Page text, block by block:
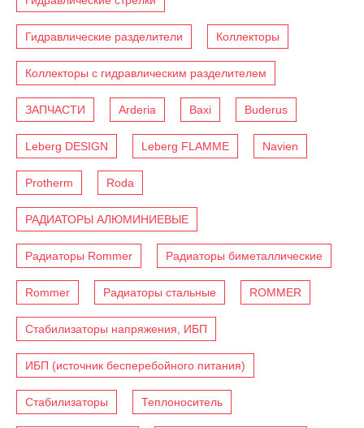
Гидравлические разделители Коллекторы
Коллекторы с гидравлическим разделителем
ЗАПЧАСТИ Arderia Baxi Buderus
Leberg DESIGN Leberg FLAMME Navien
Protherm Roda
РАДИАТОРЫ АЛЮМИНИЕВЫЕ
Радиаторы Rommer Радиаторы биметаллические
Rommer Радиаторы стальные ROMMER
Стабилизаторы напряжения, ИБП
ИБП (источник бесперебойного питания)
Стабилизаторы Теплоноситель